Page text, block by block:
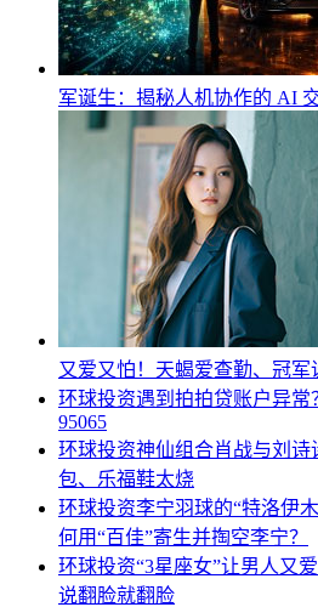
军诞生：揭秘人机协作的 AI
又爱又怕！天蝎爱查勤、冠军
环球投资遇到拍拍贷账户异常
95065
环球投资神仙组合肖战与刘诗
包、乐福鞋太烧
环球投资李宁羽球的“特洛伊
何用“百佳”寄生并掏空李宁？
环球投资“3星座女”让男人又
说翻脸就翻脸